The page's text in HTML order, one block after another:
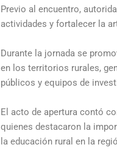
Previo al encuentro,
actividades y fortalecer la
Durante la jornada se
en los territorios rurales,
públicos y equipos de
El acto de apertura contó
quienes destacaron la
la educación rural en la